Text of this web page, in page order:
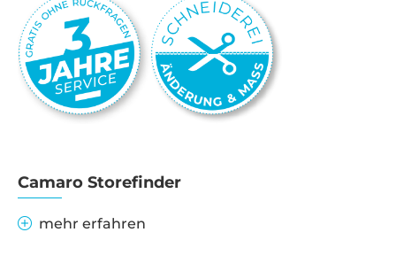
Camaro Storefinder
mehr erfahren